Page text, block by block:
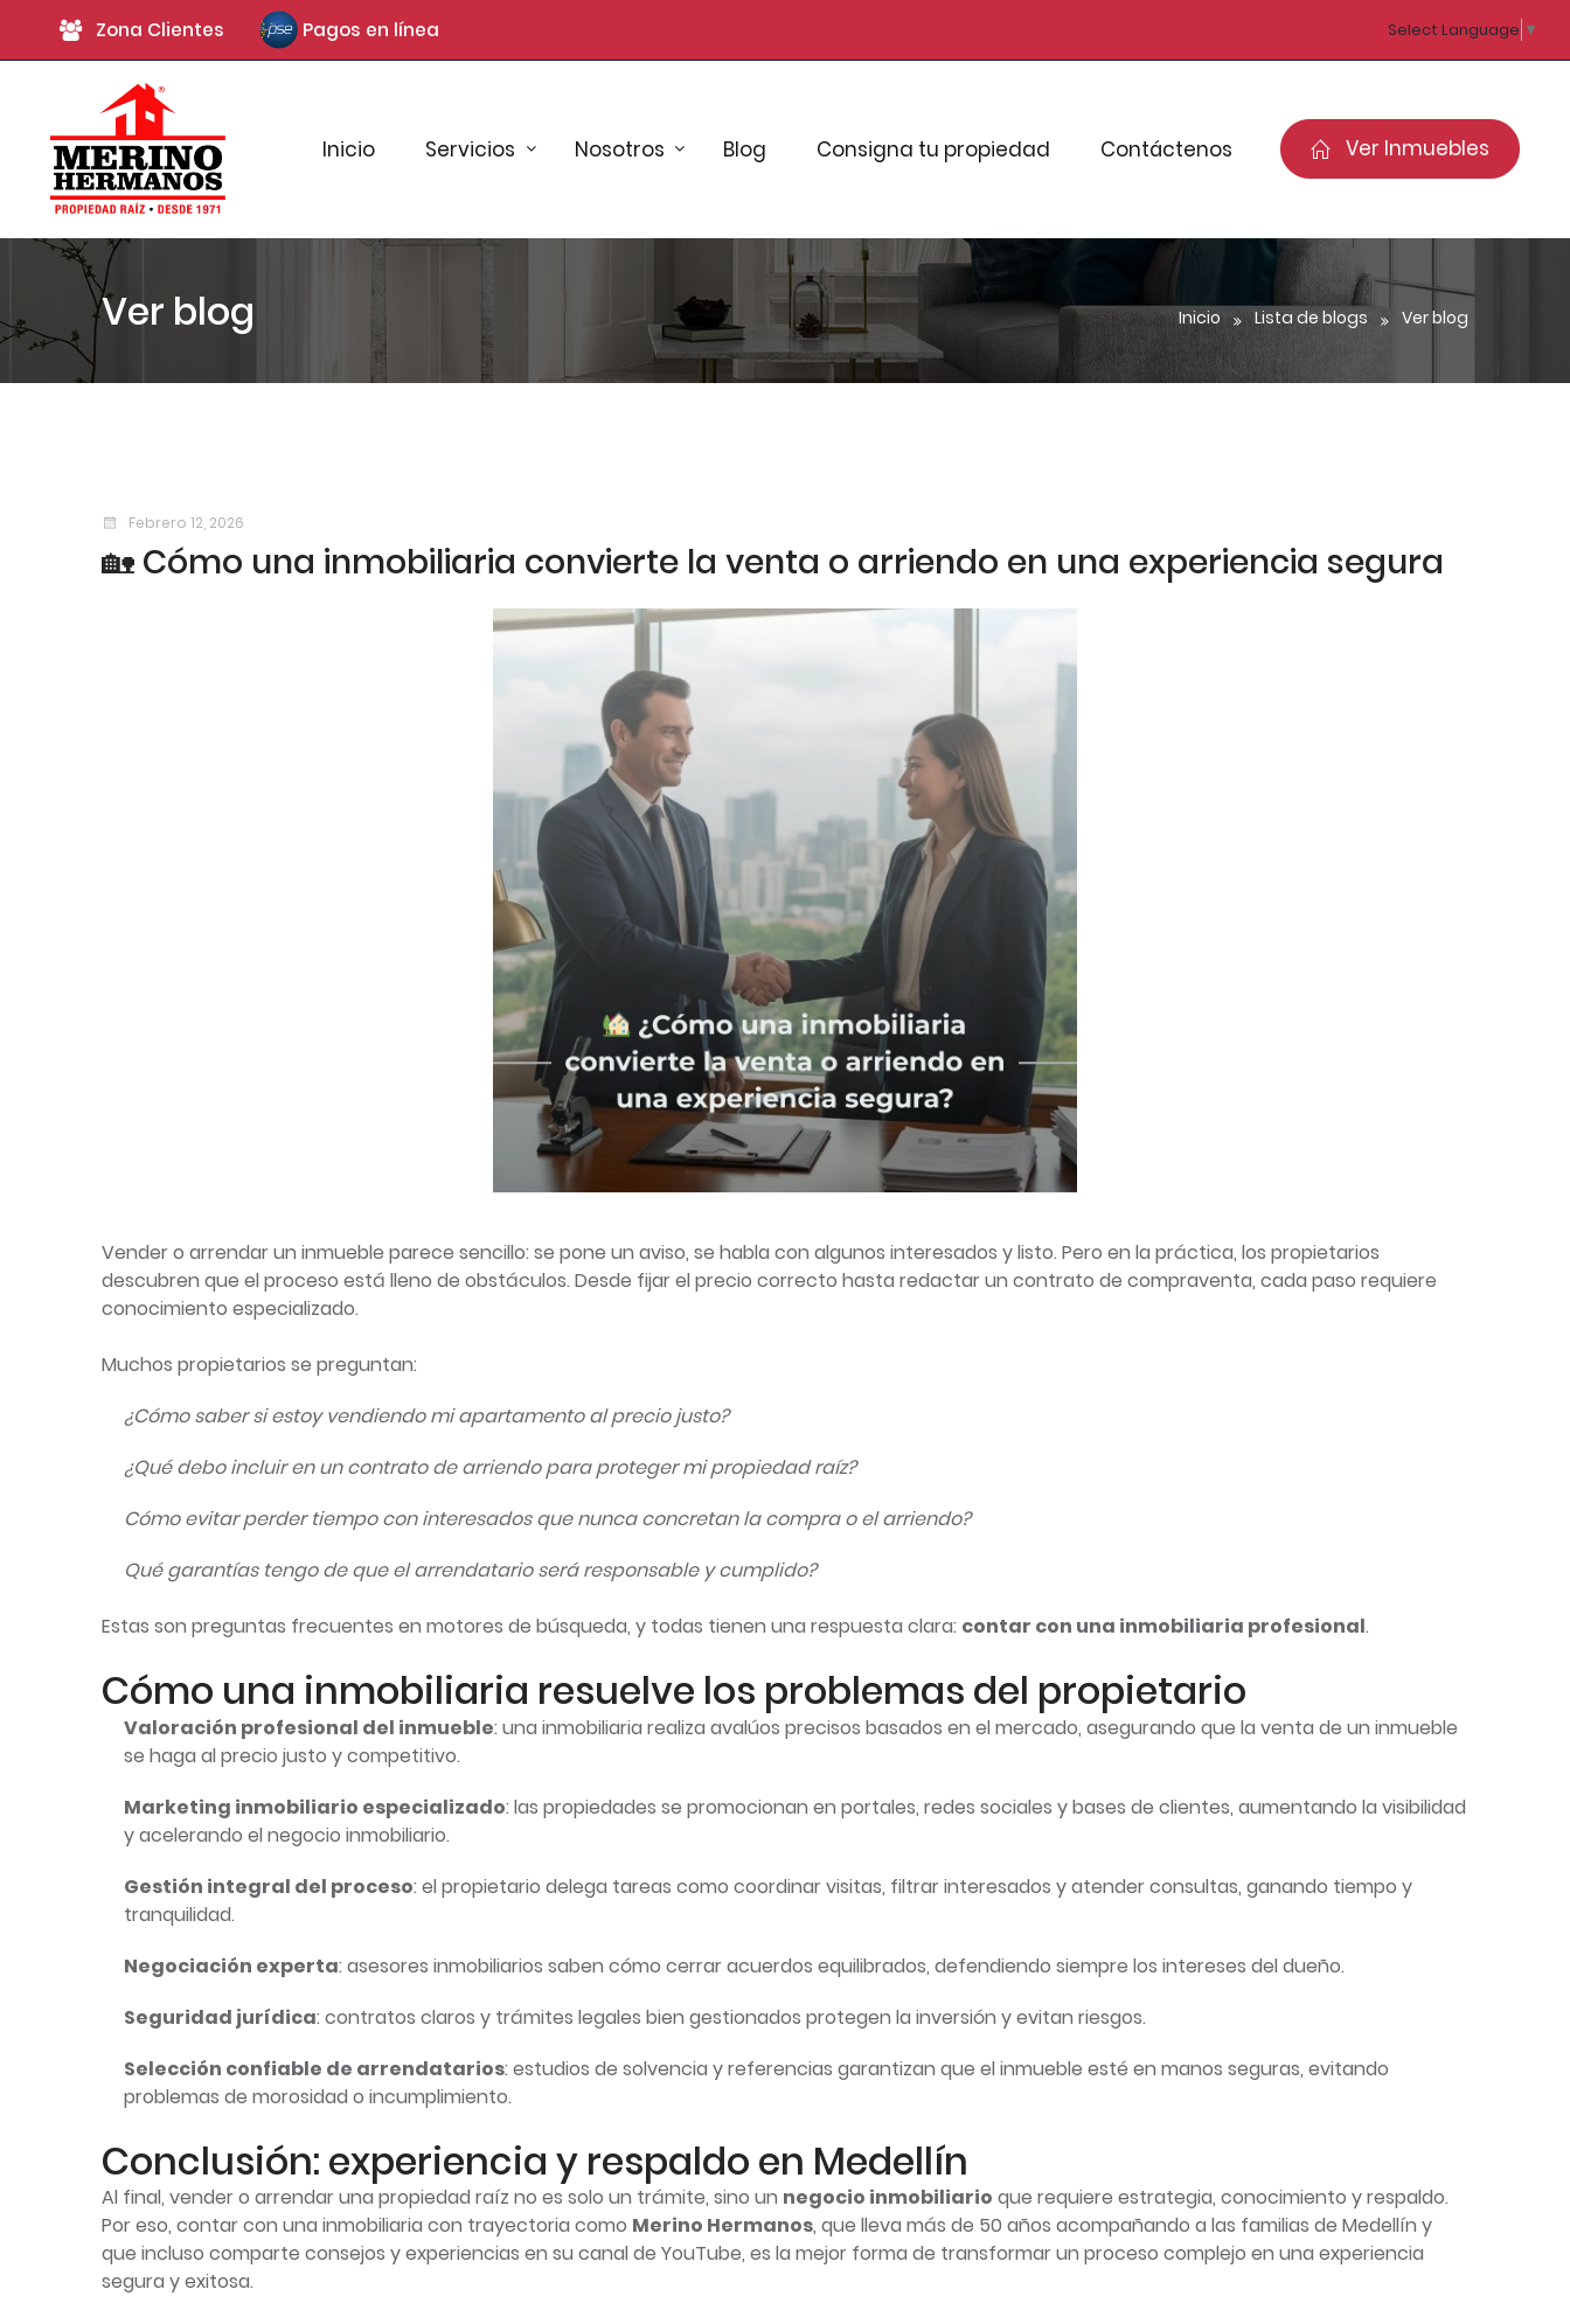
Zona Clientes Pagos en línea Select Language ▼
Inicio Servicios Nosotros Blog Consigna tu propiedad Contáctenos Ver Inmuebles
Recordarme
Ver blog Inicio Lista de blogs Ver blog
Febrero 12, 2026
🏡 Cómo una inmobiliaria convierte la venta o arriendo en una experiencia segura
Vender o arrendar un inmueble parece sencillo: se pone un aviso, se habla con algunos interesados y listo. Pero en la práctica, los propietarios
descubren que el proceso está lleno de obstáculos. Desde fijar el precio correcto hasta redactar un contrato de compraventa, cada paso requiere
conocimiento especializado.
Muchos propietarios se preguntan:
¿Cómo saber si estoy vendiendo mi apartamento al precio justo?
¿Qué debo incluir en un contrato de arriendo para proteger mi propiedad raíz?
Cómo evitar perder tiempo con interesados que nunca concretan la compra o el arriendo?
Qué garantías tengo de que el arrendatario será responsable y cumplido?
Estas son preguntas frecuentes en motores de búsqueda, y todas tienen una respuesta clara: contar con una inmobiliaria profesional.
Cómo una inmobiliaria resuelve los problemas del propietario
Valoración profesional del inmueble: una inmobiliaria realiza avalúos precisos basados en el mercado, asegurando que la venta de un inmueble
se haga al precio justo y competitivo.
Marketing inmobiliario especializado: las propiedades se promocionan en portales, redes sociales y bases de clientes, aumentando la visibilidad
y acelerando el negocio inmobiliario.
Gestión integral del proceso: el propietario delega tareas como coordinar visitas, filtrar interesados y atender consultas, ganando tiempo y
tranquilidad.
Negociación experta: asesores inmobiliarios saben cómo cerrar acuerdos equilibrados, defendiendo siempre los intereses del dueño.
Seguridad jurídica: contratos claros y trámites legales bien gestionados protegen la inversión y evitan riesgos.
Selección confiable de arrendatarios: estudios de solvencia y referencias garantizan que el inmueble esté en manos seguras, evitando
problemas de morosidad o incumplimiento.
Conclusión: experiencia y respaldo en Medellín
Al final, vender o arrendar una propiedad raíz no es solo un trámite, sino un negocio inmobiliario que requiere estrategia, conocimiento y respaldo.
Por eso, contar con una inmobiliaria con trayectoria como Merino Hermanos, que lleva más de 50 años acompañando a las familias de Medellín y
que incluso comparte consejos y experiencias en su canal de YouTube, es la mejor forma de transformar un proceso complejo en una experiencia
segura y exitosa.